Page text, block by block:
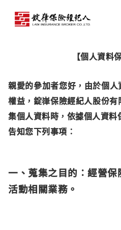
【個人資料
親愛的參加者您好，由於個
權益，錠嵂保險經紀人股份
集個人資料時，依據個人資
告知您下列事項：
一、蒐集之目的：經營
活動相關業務。